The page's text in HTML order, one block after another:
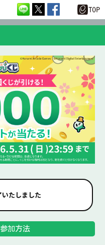
たしました
加方法